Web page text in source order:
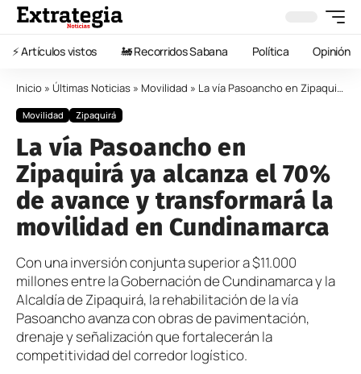
⚡️ Artículos vistos 🚂 Recorridos Sabana Política Opinión
Inicio » Últimas Noticias » Movilidad » La vía Pasoancho en Zipaquirá ya alcanza el 70% de avance y transformará la movilidad en Cundinamarca
Movilidad Zipaquirá
La vía Pasoancho en
Zipaquirá ya alcanza el 70%
de avance y transformará la
movilidad en Cundinamarca
Con una inversión conjunta superior a $11.000
millones entre la Gobernación de Cundinamarca y la
Alcaldía de Zipaquirá, la rehabilitación de la vía
Pasoancho avanza con obras de pavimentación,
drenaje y señalización que fortalecerán la
competitividad del corredor logístico.